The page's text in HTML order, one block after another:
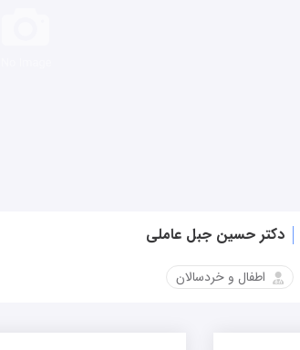
دکتر حسین جبل عاملی
اطفال و خردسالان